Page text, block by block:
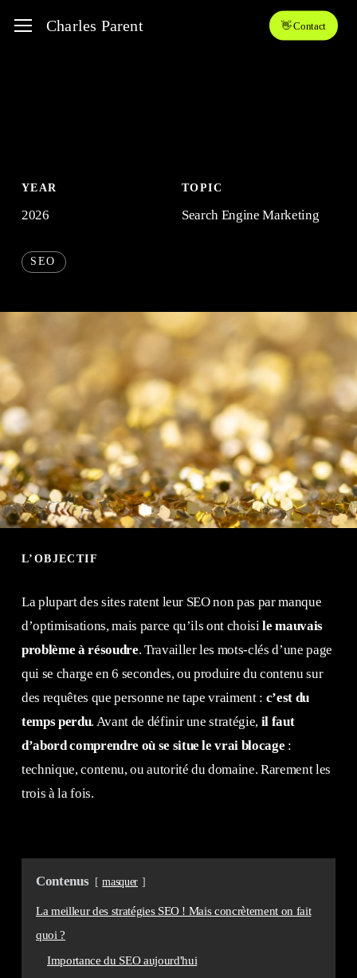
Menu Charles Parent 👋 Contact
YEAR
2026
TOPIC
Search Engine Marketing
SEO
L’OBJECTIF
La plupart des sites ratent leur SEO non pas par manque
d’optimisations, mais parce qu’ils ont choisile mauvais
problème à résoudre. Travailler les mots-clés d’une page
qui se charge en 6 secondes, ou produire du contenu sur
des requêtes que personne ne tape vraiment : c’est du
temps perdu. Avant de définir une stratégie, il faut
d’abord comprendre où se situe le vrai blocage :
technique, contenu, ou autorité du domaine. Rarement les
trois à la fois.
Contenus masquer
La meilleur des stratégies SEO ! Mais concrètement on fait
quoi ?
Importance du SEO aujourd'hui